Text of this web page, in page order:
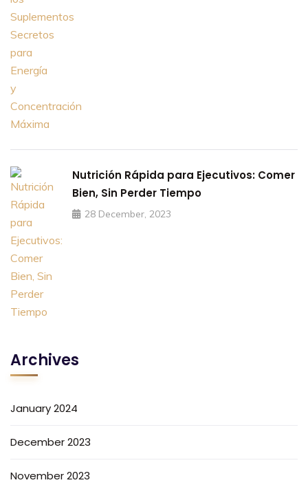
Nutrición Rápida para Ejecutivos: Comer
Bien, Sin Perder Tiempo
28 December, 2023
Archives
January 2024
December 2023
November 2023